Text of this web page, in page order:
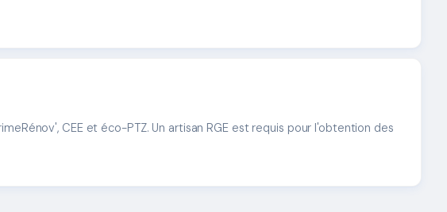
CEE et éco-PTZ. Un artisan RGE est requis pour l'obtention des